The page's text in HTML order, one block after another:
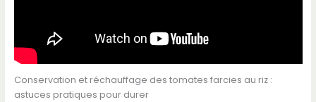
Conservation et réchauffage des tomates farcies au riz :
astuces pratiques pour durer